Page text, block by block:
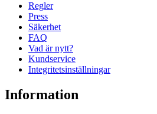
Regler
Press
Säkerhet
FAQ
Vad är nytt?
Kundservice
Integritetsinställningar
Information